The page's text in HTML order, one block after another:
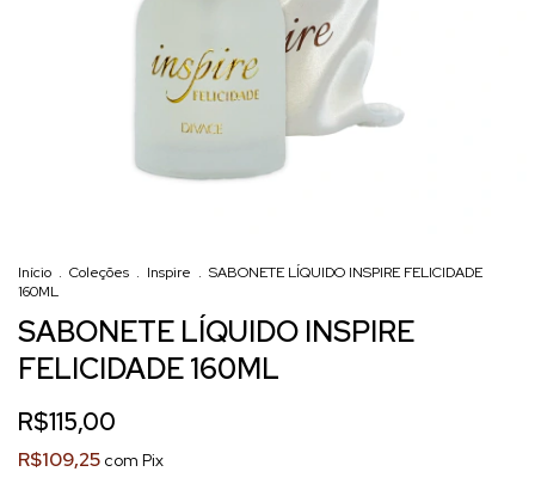
Início . Coleções . Inspire . SABONETE LÍQUIDO INSPIRE FELICIDADE
160ML
SABONETE LÍQUIDO INSPIRE
FELICIDADE 160ML
R$115,00
R$109,25 com Pix